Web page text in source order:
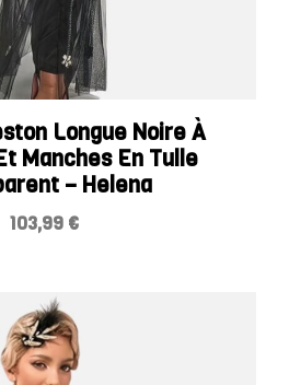
Longue Noire À
Manches En Tulle
– Helena
103,99 €